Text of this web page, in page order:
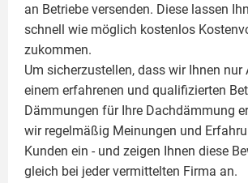
an Betriebe versenden. Diese lassen
schnell wie möglich kostenlos
zukommen.
Um sicherzustellen, dass wir Ihnen nur
einem erfahrenen und qualifizierten
Dämmungen für Ihre Dachdämmung
wir regelmäßig Meinungen und
Kunden ein - und zeigen Ihnen diese
gleich bei jeder vermittelten Firma an.